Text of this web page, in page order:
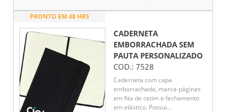
PRONTO EM 48 HRS
CADERNETA
EMBORRACHADA SEM
PAUTAPERSONALIZADO
COD.: 7528
Caderneta com capa
emborrachada, marca-páginas
em fita de cetim e fechamento
em elástico. Possui